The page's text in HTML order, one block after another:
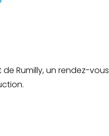
Rumilly, un rendez-vous